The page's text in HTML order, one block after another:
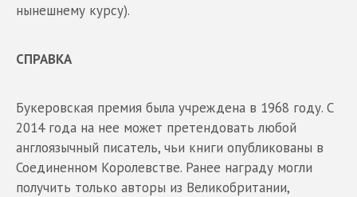
нынешнему курсу).
СПРАВКА
Букеровская премия была учреждена в 1968 году. С
2014 года на нее может претендовать любой
англоязычный писатель, чьи книги опубликованы в
Соединенном Королевстве. Ранее награду могли
получить только авторы из Великобритании,